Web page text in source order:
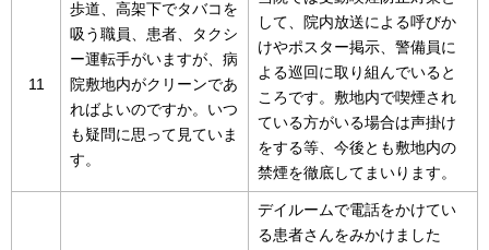
11
歩道、高架下でタバコを
吸う職員、患者、タクシ
ー運転手がいますが、病
院敷地内がクリーンであ
ればよいのですか。いつ
も疑問に思って見ていま
す。
して、院内放送による呼びか
けやポスター掲示、警備員に
よる巡回に取り組んでいると
ころです。敷地内で喫煙され
ている方がいる場合は声掛け
をする等、今後とも敷地内の
禁煙を徹底してまいります。
デイルームで電話をかけてい
る患者さんをみかけました